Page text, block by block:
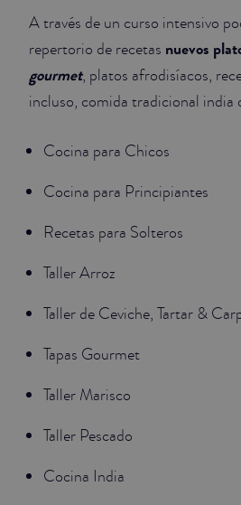
A través de un curso intensivo
repertorio de recetas nuevos
gourmet, platos afrodisíacos,
incluso, comida tradicional india
Cocina para Chicos
Cocina para Principiantes
Recetas para Solteros
Taller Arroz
Taller de Ceviche, Tartar &
Tapas Gourmet
Taller Marisco
Taller Pescado
Cocina India